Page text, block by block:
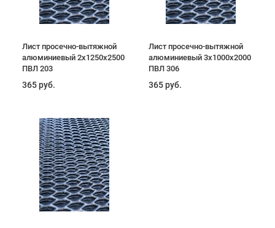
Лист просечно-вытяжной
алюминиевый 2х1250х2500
ПВЛ 203
365 руб.
Лист просечно-вытяжной
алюминиевый 3х1000х2000
ПВЛ 306
365 руб.